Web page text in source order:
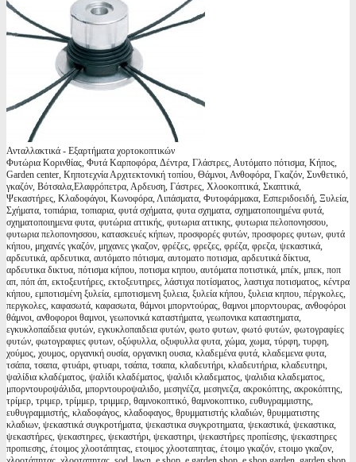
Ανταλλακτικά - Εξαρτήματα χορτοκοπτικών
Φυτώρια Κορινθίας, Φυτά Καρποφόρα, Δέντρα, Γλάστρες, Αυτόματο πότισμα, Κήπος,
Garden center, Κηποτεχνία Αρχιτεκτονική τοπίου, Θάμνοι, Ανθοφόρα, Γκαζόν, Συνθετικό,
γκαζόν, Βότσαλα,Ελαφρόπετρα, Αρδευση, Γάστρες, Χλοοκοπτικά, Σκαπτικά,
Ψεκαστήρες, Κλαδοφάγοι, Κωνοφόρα, Λιπάσματα, Φυτοφάρμακα, Εσπεριδοειδή, Ξυλεία,
Σχήματα, τοπιάρια, τοπιαρια, φυτά σχήματα, φυτα σχηματα, σχηματοποιημένα φυτά,
σχηματοποιημενα φυτα, φυτώρια αττικής, φυτωρια αττικης, φυτωρια πελοπονησσου,
φυτωρια πελοπονησσου, κατασκευές κήπων, προσφορές φυτών, προσφορες φυτων, φυτά
κήπου, μηχανές γκαζόν, μηχανες γκαζον, φρέζες, φρεζες, φρέζα, φρεζα, ψεκαστικά,
αρδευτικά, αρδευτικα, αυτόματο πότισμα, αυτοματο ποτισμα, αρδευτικά δίκτυα,
αρδευτικα δικτυα, πότισμα κήπου, ποτισμα κηπου, αυτόματα ποτιστικά, μπέκ, μπεκ, ποπ
απ, πόπ άπ, εκτοξευτήρες, εκτοξευτηρες, λάστιχα ποτίσματος, λαστιχα ποτισματος, κέντρα
κήπου, εμποτισμένη ξυλεία, εμποτισμενη ξυλεια, ξυλεία κήπου, ξυλεια κηπου, πέργκολες,
περγκολες, καφασωτά, καφασωτα, θάμνοι μπορντούρας, θαμνοι μπορντουρας, ανθοφόροι
θάμνοι, ανθοφοροι θαμνοι, γεωπονικά καταστήματα, γεωπονικα καταστηματα,
εγκυκλοπαίδεια φυτών, εγκυκλοπαιδεια φυτών, φωτο φυτων, φωτό φυτών, φωτογραφίες
φυτών, φωτογραφιες φυτων, οξύφυλλα, οξυφυλλα φυτα, χώμα, χωμα, τύρφη, τυρφη,
χούμος, χουμος, οργανική ουσία, οργανικη ουσια, κλαδεμένα φυτά, κλαδεμενα φυτα,
τσάπα, τσαπα, φτυάρι, φτυαρι, τσάπα, τσαπα, κλαδευτήρι, κλαδευτήρια, κλαδευτηρι,
ψαλίδια κλαδέματος, ψαλίδι κλαδέματος, ψαλιδι κλαδεματος, ψαλιδια κλαδεματος,
μπορντουροψάλιδα, μπορντουροψαλιδο, μεσηνέζα, μεσηνεζα, ακροκόπτης, ακροκόπτης,
τρίμερ, τριμερ, τρίμμερ, τριμμερ, θαμνοκοπτικό, θαμνοκοπτικο, ευθυγραμμιστης,
ευθυγραμμιστής, κλαδοφάγος, κλαδοφαγος, θρυμματιστής κλαδιών, θρυμματιστης
κλαδιων, ψεκαστικά συγκροτήματα, ψεκαστικα συγκροτηματα, ψεκαστικά, ψεκαστικα,
ψεκαστήρες, ψεκαστηρες, ψεκαστήρι, ψεκαστηρι, ψεκαστήρες προπίεσης, ψεκαστηρες
προπιεσης, έτοιμος χλοοτάπητας, ετοιμος χλοοταπητας, έτοιμο γκαζόν, ετοιμο γκαζον,